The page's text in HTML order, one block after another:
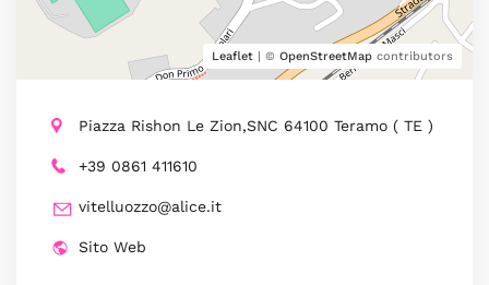
Leaflet | © OpenStreetMap contributors
Piazza Rishon Le Zion,SNC 64100 Teramo ( TE )
+39 0861 411610
vitelluozzo@alice.it
Sito Web